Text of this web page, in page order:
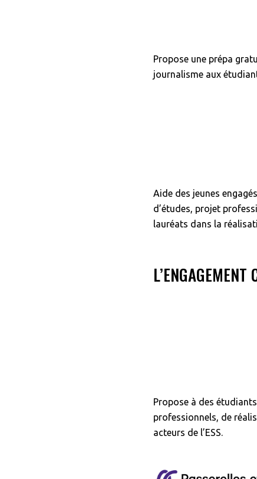
Propose une prépa
journalisme aux
Aide des jeunes
d’études, projet
lauréats dans la
L’ENGAGEMENT
Propose à des
professionnels, de
acteurs de l’ESS.